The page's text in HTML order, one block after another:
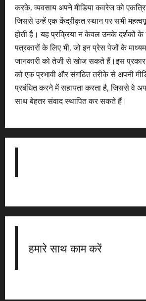
करके, व्यवसाय अपने मीडिया कवरेज को
जिससे उन्हें एक केंद्रीकृत स्थान पर सभी
होती है। यह प्रक्रिया न केवल उनके दर्शकों के
पत्रकारों के लिए भी, जो इन प्रेस पेजों के
जानकारी को तेजी से खोज सकते हैं।इस
को एक प्रभावी और संगठित तरीके से अपनी
प्रबंधित करने में सहायता करता है, जिससे वे
साथ बेहतर संवाद स्थापित कर सकते हैं।
हमारे साथ काम करें